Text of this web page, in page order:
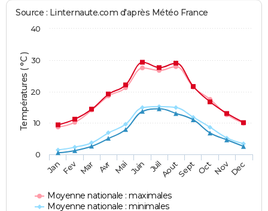
Températures ( °C )
Source : Linternaute.com d'après Météo France
Moyenne nationale : maximales
Moyenne nationale : minimales
JanFev Mar Avr Mai Juin JuilAoutSept OctNovDec
0
10
20
30
40